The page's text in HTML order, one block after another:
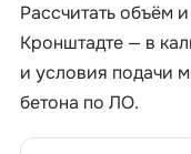
Рассчитать объём
Кронштадте — в
и условия подачи
бетона по ЛО.